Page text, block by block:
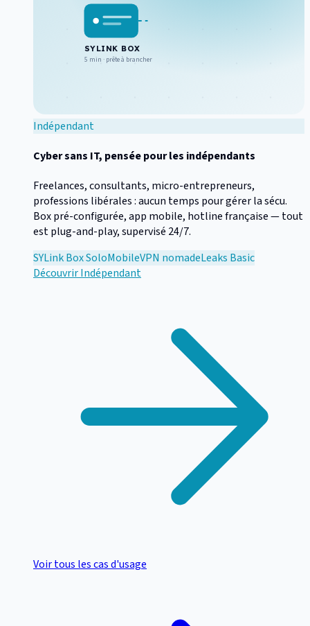
SYLINK BOX
5 min · prête à brancher
Indépendant
Cyber sans IT, pensée pour les indépendants
Freelances, consultants, micro-entrepreneurs,
professions libérales : aucun temps pour gérer la sécu.
Box pré-configurée, app mobile, hotline française — tout
est plug-and-play, supervisé 24/7.
SYLink Box SoloMobileVPN nomadeLeaks Basic
DécouvrirIndépendant
Voir tous les cas d'usage